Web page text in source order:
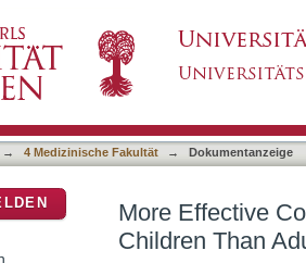
→ 4 Medizinische Fakultät → Dokumentanzeige
More Effective
Children Than